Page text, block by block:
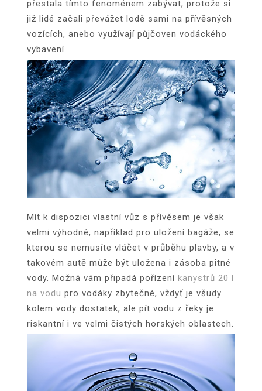
přestala tímto fenoménem zabývat, protože si
již lidé začali převážet lodě sami na přívěsných
vozících, anebo využívají půjčoven vodáckého
vybavení.
Mít k dispozici vlastní vůz s přívěsem je však
velmi výhodné, například pro uložení bagáže, se
kterou se nemusíte vláčet v průběhu plavby, a v
takovém autě může být uložena i zásoba pitné
vody. Možná vám připadá pořízení kanystrů 20 l
na vodu pro vodáky zbytečné, vždyť je všudy
kolem vody dostatek, ale pít vodu z řeky je
riskantní i ve velmi čistých horských oblastech.